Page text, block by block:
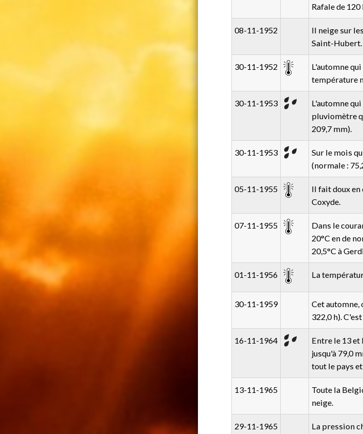
Rafale de
08-11-1952
Il neige sur
Saint-Hubert.
30-11-1952
L'automne
température
30-11-1953
L'automne
pluviomètre
209,7 mm).
30-11-1953
Sur le mois
(normale :
05-11-1955
Il fait doux en
Coxyde.
07-11-1955
Dans le
20°C en de
20,5°C à
01-11-1956 La
30-11-1959
Cet automne,
322,0 h).
16-11-1964
Entre le 13 et
jusqu'à 79,0
tout le pays
13-11-1965
Toute la
neige.
29-11-1965 La pression